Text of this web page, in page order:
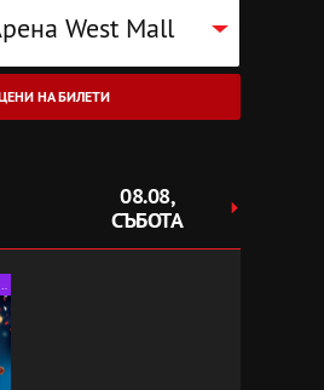
West Mall
НА БИЛЕТИ
08.08,
СЪБОТА
ПРЕДВАРИТЕЛНА ПРОДАЖБА